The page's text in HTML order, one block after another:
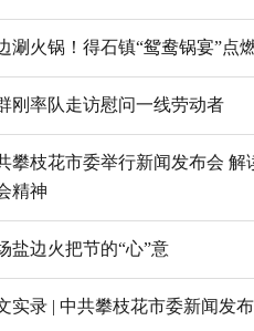
涮火锅！得石镇“鸳鸯锅宴”点
刚率队走访慰问一线劳动者
攀枝花市委举行新闻发布会 解
精神
盐边火把节的“心”意
实录 | 中共攀枝花市委新闻发